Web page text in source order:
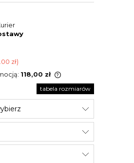
zł)
118,00 zł
krócej
najniższa
produkt
tabela rozmiarów